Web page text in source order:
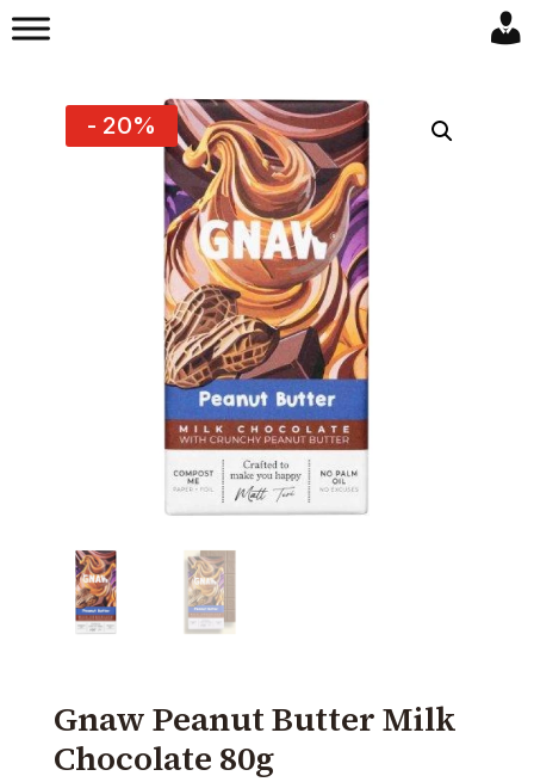
- 20%
Gnaw Peanut Butter Milk
Chocolate 80g